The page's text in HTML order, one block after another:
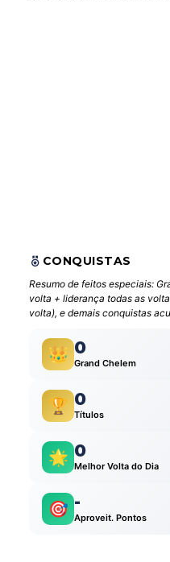
CONQUISTAS
Resumo de feitos especiais:
volta + liderança todas as
volta), e demais conquistas
👑 0
Grand Chelem
🏆 0
Títulos
🌟 0
Melhor Volta do Dia
🎯 -
Aproveit. Pontos